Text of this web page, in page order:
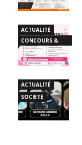
ACTUALITÉ
CONCOURS &
EMPLOI
ACTUALITÉ
SOCIÉTÉ